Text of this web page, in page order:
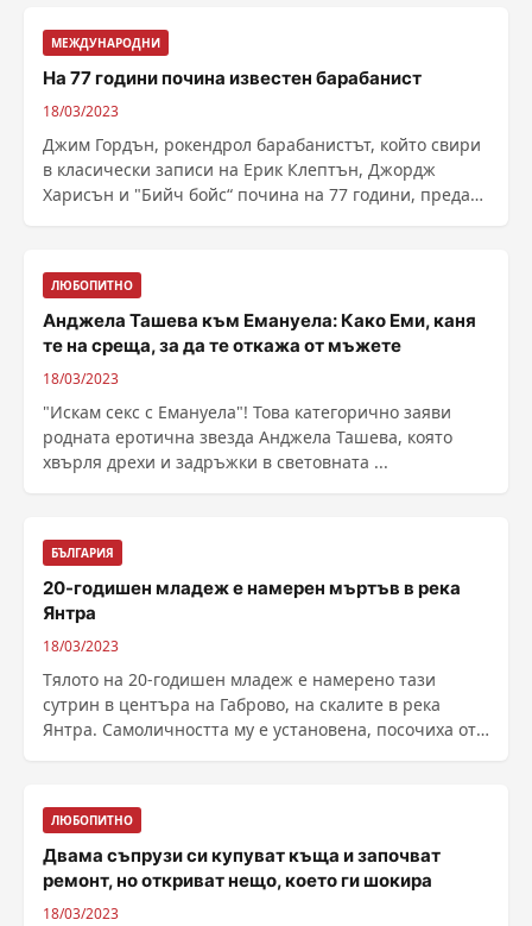
МЕЖДУНАРОДНИ
На 77 години почина известен барабанист
18/03/2023
Джим Гордън, рокендрол барабанистът, който свири
в класически записи на Ерик Клептън, Джордж
Харисън и "Бийч бойс“ почина на 77 години, предаде
ЛЮБОПИТНО
Анджела Ташева към Емануела: Како Еми, каня
те на среща, за да те откажа от мъжете
18/03/2023
"Искам секс с Емануела"! Това категорично заяви
родната еротична звезда Анджела Ташева, която
хвърля дрехи и задръжки в световната ...
БЪЛГАРИЯ
20-годишен младеж е намерен мъртъв в река
Янтра
18/03/2023
Тялото на 20-годишен младеж е намерено тази
сутрин в центъра на Габрово, на скалите в река
Янтра. Самоличността му е установена, посочиха от
ЛЮБОПИТНО
Двама съпрузи си купуват къща и започват
ремонт, но откриват нещо, което ги шокира
18/03/2023